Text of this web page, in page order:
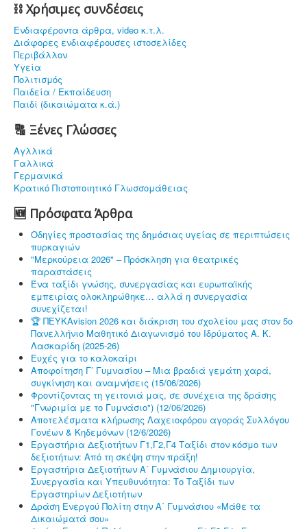
⛓ Χρήσιμες συνδέσεις
Ενδιαφέρoντα άρθρα, video κ.τ.λ.
Διάφορες ενδιαφέρουσες ιστοσελίδες
Περιβάλλον
Υγεία
Πολιτισμός
Παιδεία / Εκπαίδευση
Παιδί (δικαιώματα κ.ά.)
🔠 Ξένες Γλώσσες
Αγλλικά
Γαλλικά
Γερμανικά
Κρατικό Πιστοποιητικό Γλωσσομάθειας
🆕 Πρόσφατα Άρθρα
Οδηγίες προστασίας της δημόσιας υγείας σε περιπτώσεις
πυρκαγιών
"Μερκούρεια 2026" – Πρόσκληση για θεατρικές
παραστάσεις
Ένα ταξίδι γνώσης, συνεργασίας και ευρωπαϊκής
εμπειρίας ολοκληρώθηκε… αλλά η συνεργασία
συνεχίζεται!
🏆 ΠΕΥΚΑvision 2026 και διάκριση του σχολείου μας στον 5ο
Πανελλήνιο Μαθητικό Διαγωνισμό του Ιδρύματος Α. Κ.
Λασκαρίδη (2025-26)
Ευχές για το καλοκαίρι
Αποφοίτηση Γ’ Γυμνασίου – Μια βραδιά γεμάτη χαρά,
συγκίνηση και αναμνήσεις (15/06/2026)
Φροντίζοντας τη γειτονιά μας, σε συνέχεια της δράσης
"Γνωριμία με το Γυμνάσιο") (12/06/2026)
Αποτελέσματα κλήρωσης Λαχειοφόρου αγοράς Συλλόγου
Γονέων & Κηδεμόνων (12/6/2026)
Εργαστήρια Δεξιοτήτων Γ1,Γ2,Γ4 Ταξίδι στον κόσμο των
δεξιοτήτων: Από τη σκέψη στην πράξη!
Εργαστήρια Δεξιοτήτων Α΄ Γυμνάσιου Δημιουργία,
Συνεργασία και Υπευθυνότητα: Το Ταξίδι των
Εργαστηρίων Δεξιοτήτων
Δράση Ενεργού Πολίτη στην Α΄ Γυμνάσιου «Μάθε τα
Δικαιώματά σου»